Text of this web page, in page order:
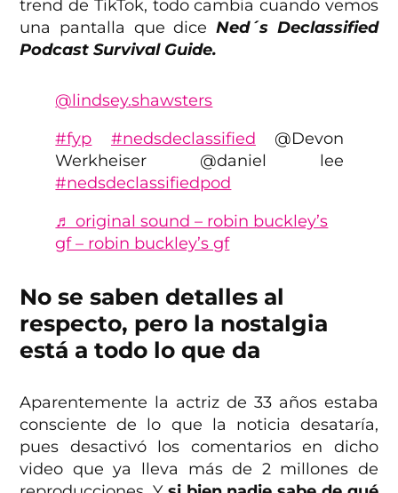
trend de TikTok, todo cambia cuando vemos
una pantalla que dice Ned´s Declassified
Podcast Survival Guide.
@lindsey.shawsters
#fyp
#nedsdeclassified @Devon
Werkheiser @daniel lee
#nedsdeclassifiedpod
♬ original sound – robin buckley’s
gf – robin buckley’s gf
No se saben detalles al
respecto, pero la nostalgia
está a todo lo que da
Aparentemente la actriz de 33 años estaba
consciente de lo que la noticia desataría,
pues desactivó los comentarios en dicho
video que ya lleva más de 2 millones de